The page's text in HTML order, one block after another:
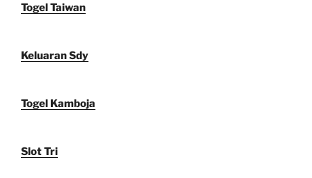
Togel Taiwan
Keluaran Sdy
Togel Kamboja
Slot Tri